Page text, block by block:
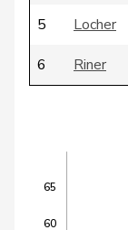
5 Locher
6
Riner
60
65